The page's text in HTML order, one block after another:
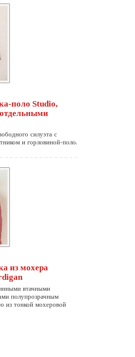
поло Studio,
силуэта с
и горловиной-поло.
из мохера
втачными
полупрозрачным
из тонкой мохеровой